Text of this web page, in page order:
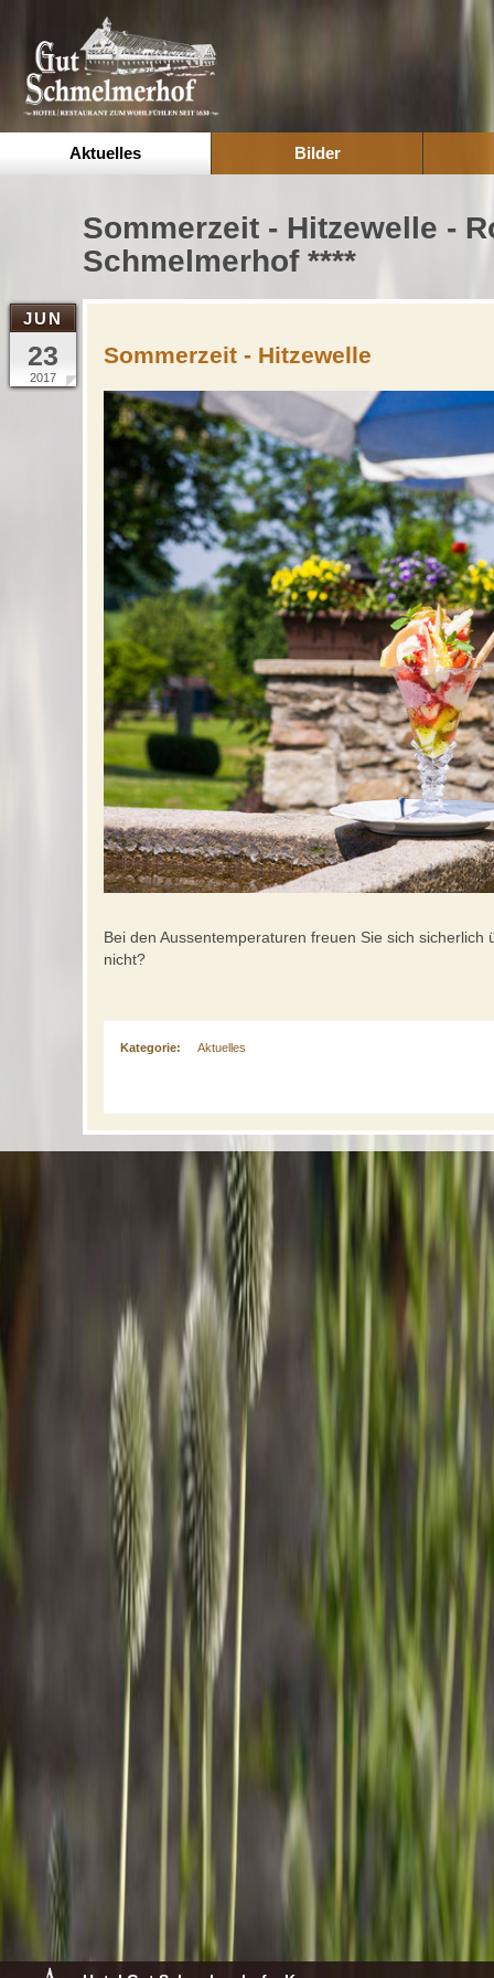
Aktuelles Bilder
Sommerzeit - Hitzewelle -
Schmelmerhof ****
Sommerzeit - Hitzewelle
2017
23
JUN
Bei den Aussentemperaturen freuen Sie sich sicherlich
nicht?
Kategorie: Aktuelles